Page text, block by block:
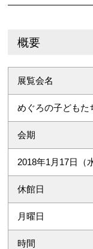
概要
展覧会名
めぐろの子どもた
会期
2018年1月17日（
休館日
月曜日
時間